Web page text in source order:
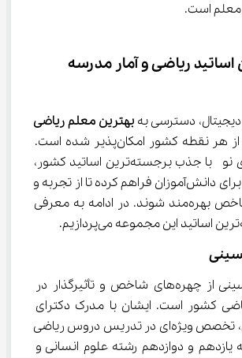
معلم است.
اساتید ریاضی و آمار مدرسه
دسترسی به بهترین معلم ریاضی
از هر نقطه کشور امکان‌پذیر شده است.
مدرسه مجازی آی ‌نو  با جذب برجسته‌ترین اساتید کشور،
فرصتی استثنایی برای دانش‌آموزان فراهم کرده تا از تجربه و
دانش اساتید شاخص بهره‌مند شوند. در ادامه به معرفی
دکتر رضا پورحسینی از چهره‌های شاخص و تأثیرگذار در
کشور است. ایشان با مدرک دکترای
مدیریت آموزشی، تخصص ویژه‌ای در تدریس دروس ریاضی
۲ و ۳ پایه یازدهم و دوازدهم رشته علوم انسانی و